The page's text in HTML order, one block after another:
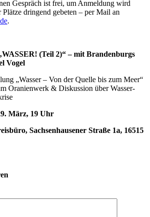
Gespräch ist frei, um Anmel­dung wird
Plätze drin­gend gebe­ten – per Mail an
.
(Teil 2)“ – mit Bran­den­burgs
Vogel
„Was­ser – Von der Quelle bis zum Meer“
Ora­ni­en­werk & Dis­kus­sion über Was­ser­
März, 19 Uhr
Sach­sen­hau­se­ner Straße 1a, 16515